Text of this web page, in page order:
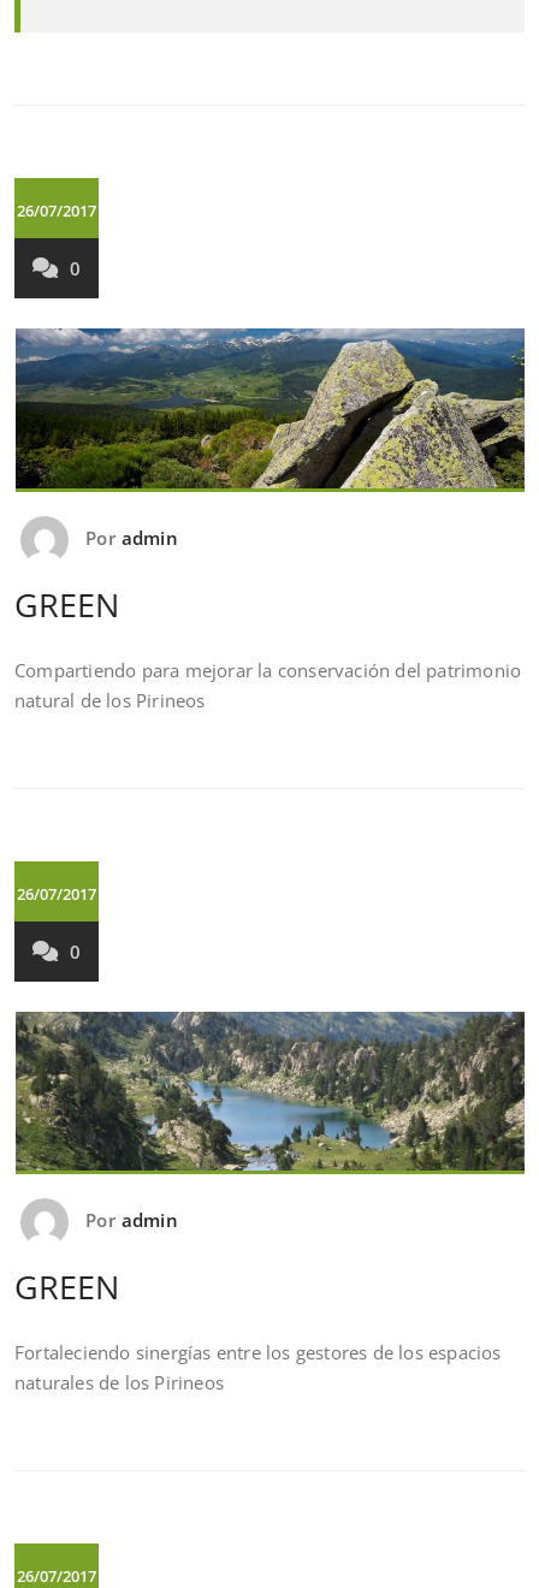
26/07/2017
0
Por admin
GREEN
Compartiendo para mejorar la conservación del patrimonio
natural de los Pirineos
26/07/2017
0
Por admin
GREEN
Fortaleciendo sinergías entre los gestores de los espacios
naturales de los Pirineos
26/07/2017